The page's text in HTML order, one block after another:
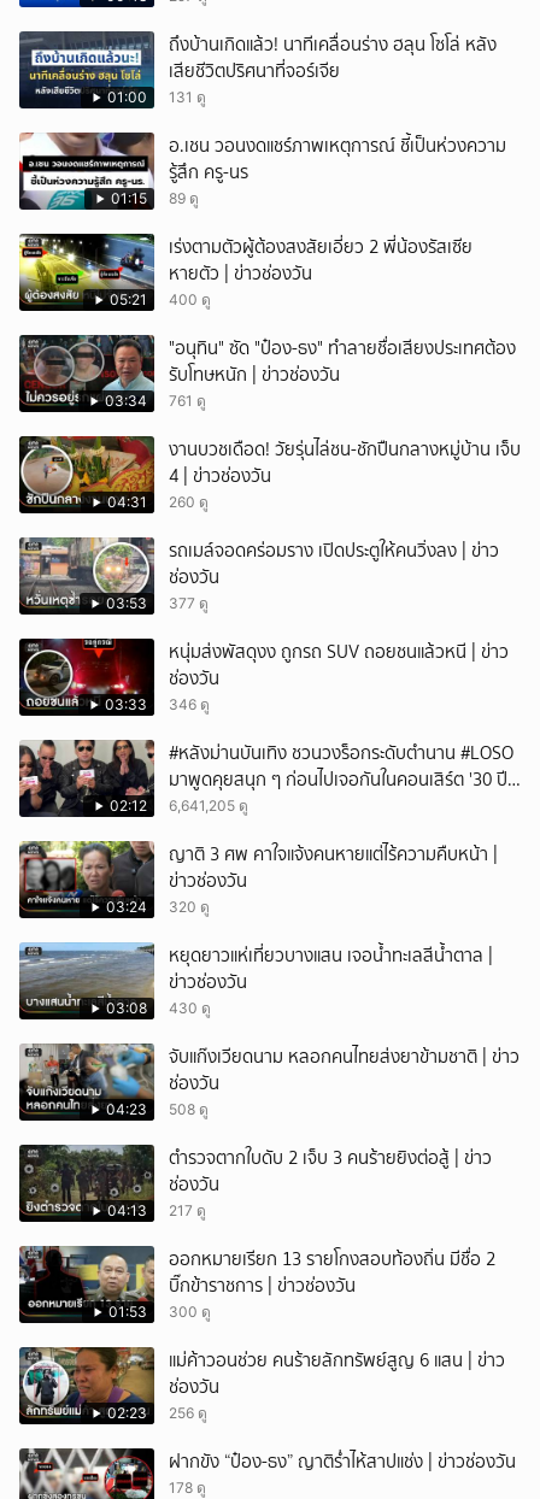
01:00
ถึงบ้านเกิดแล้ว! นาทีเคลื่อนร่าง ฮลุน โซโล่ หลัง
เสียชีวิตปริศนาที่จอร์เจีย
131 ดู
01:15
อ.เชน วอนงดแชร์ภาพเหตุการณ์ ชี้เป็นห่วงความ
รู้สึก ครู-นร
89 ดู
05:21
เร่งตามตัวผู้ต้องสงสัยเอี่ยว 2 พี่น้องรัสเซีย
หายตัว | ข่าวช่องวัน
400 ดู
03:34
"อนุทิน" ซัด "ป๋อง-ธง" ทำลายชื่อเสียงประเทศต้อง
รับโทษหนัก | ข่าวช่องวัน
761 ดู
04:31
งานบวชเดือด! วัยรุ่นไล่ชน-ชักปืนกลางหมู่บ้าน เจ็บ
4 | ข่าวช่องวัน
260 ดู
03:53
รถเมล์จอดคร่อมราง เปิดประตูให้คนวิ่งลง | ข่าว
ช่องวัน
377 ดู
03:33
หนุ่มส่งพัสดุงง ถูกรถ SUV ถอยชนแล้วหนี | ข่าว
ช่องวัน
346 ดู
02:12
#หลังม่านบันเทิง ชวนวงร็อกระดับตำนาน #LOSO
มาพูดคุยสนุก ๆ ก่อนไปเจอกันในคอนเสิร์ต '30 ปี
LOSO นานเท่าไรก็รอ'
6,641,205 ดู
03:24
ญาติ 3 ศพ คาใจแจ้งคนหายแต่ไร้ความคืบหน้า |
ข่าวช่องวัน
320 ดู
03:08
หยุดยาวแห่เที่ยวบางแสน เจอน้ำทะเลสีน้ำตาล |
ข่าวช่องวัน
430 ดู
04:23
จับแก๊งเวียดนาม หลอกคนไทยส่งยาข้ามชาติ | ข่าว
ช่องวัน
508 ดู
04:13
ตำรวจตากใบดับ 2 เจ็บ 3 คนร้ายยิงต่อสู้ | ข่าว
ช่องวัน
217 ดู
01:53
ออกหมายเรียก 13 รายโกงสอบท้องถิ่น มีชื่อ 2
บิ๊กข้าราชการ | ข่าวช่องวัน
300 ดู
02:23
แม่ค้าวอนช่วย คนร้ายลักทรัพย์สูญ 6 แสน | ข่าว
ช่องวัน
256 ดู
ฝากขัง “ป๋อง-ธง” ญาติร่ำไห้สาปแช่ง | ข่าวช่องวัน
178 ดู